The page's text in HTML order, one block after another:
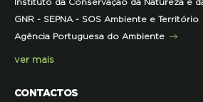
Parcerias
Projetos
Semana do Jornalismo de Ambiente
Instituto da Conservação da Natureza e
GNR - SEPNA - SOS Ambiente e Território
Agência Portuguesa do Ambiente
ver mais
CONTACTOS